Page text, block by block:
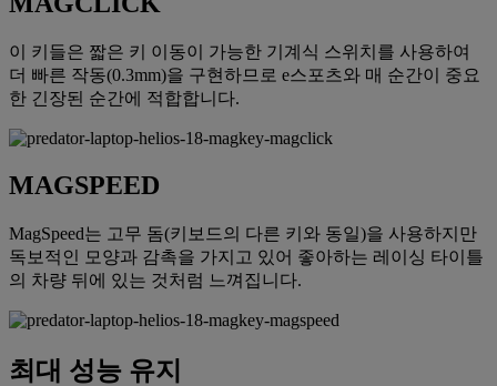
이 키들은 짧은 키 이동이 가능한 기계식 스위치를 사용하여
더 빠른 작동(0.3mm)을 구현하므로 e스포츠와 매 순간이 중요
한 긴장된 순간에 적합합니다.
MAGSPEED
MagSpeed는 고무 돔(키보드의 다른 키와 동일)을 사용하지만
독보적인 모양과 감촉을 가지고 있어 좋아하는 레이싱 타이틀
의 차량 뒤에 있는 것처럼 느껴집니다.
최대 성능 유지